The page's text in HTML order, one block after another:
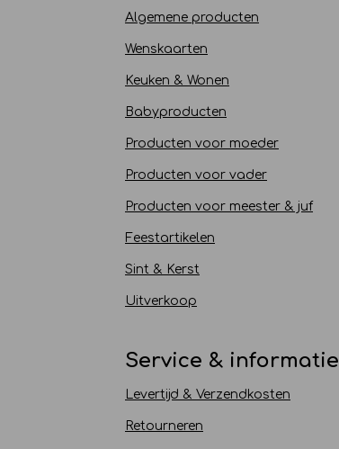
Algemene producten
Wenskaarten
Keuken & Wonen
Babyproducten
Producten voor moeder
Producten voor vader
Producten voor meester & juf
Feestartikelen
Sint & Kerst
Uitverkoop
Service & informatie
Levertijd & Verzendkosten
Retourneren